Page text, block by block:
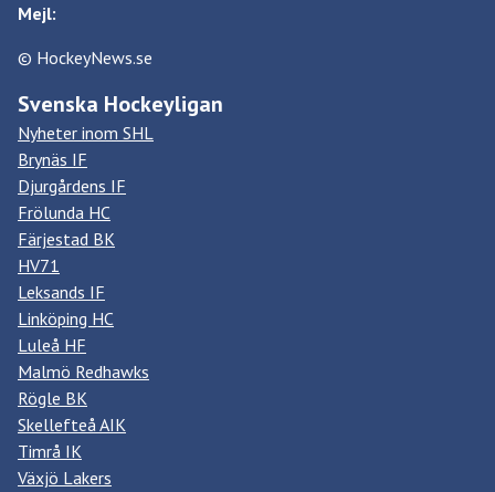
Mejl:
© HockeyNews.se
Svenska Hockeyligan
Nyheter inom SHL
Brynäs IF
Djurgårdens IF
Frölunda HC
Färjestad BK
HV71
Leksands IF
Linköping HC
Luleå HF
Malmö Redhawks
Rögle BK
Skellefteå AIK
Timrå IK
Växjö Lakers